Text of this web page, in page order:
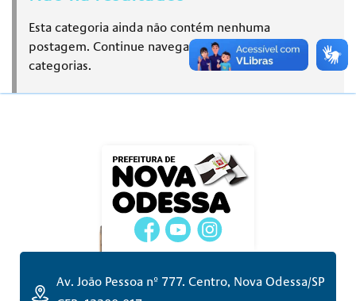
Esta categoria ainda não contém nenhuma
postagem. Continue navegando em outras
categorias.
Av. João Pessoa nº 777. Centro, Nova Odessa/SP